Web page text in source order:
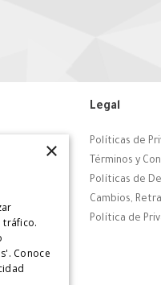
Legal
Políticas de
Términos y
Políticas de
Cambios,
Política de
×
tráfico.
Conoce